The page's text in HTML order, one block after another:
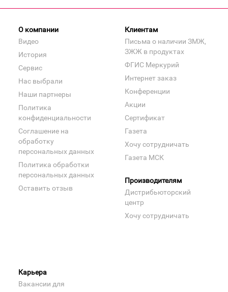
О компании
Видео
История
Сервис
Нас выбрали
Наши партнеры
Политика
конфиденциальности
Соглашение на
обработку
персональных данных
Политика обработки
персональных данных
Оставить отзыв
Клиентам
Письма о наличии ЗМЖ,
ЗЖЖ в продуктах
ФГИС Меркурий
Интернет заказ
Конференции
Акции
Сертификат
Газета
Хочу сотрудничать
Газета МСК
Производителям
Дистрибьюторский
центр
Хочу сотрудничать
Карьера
Вакансии для